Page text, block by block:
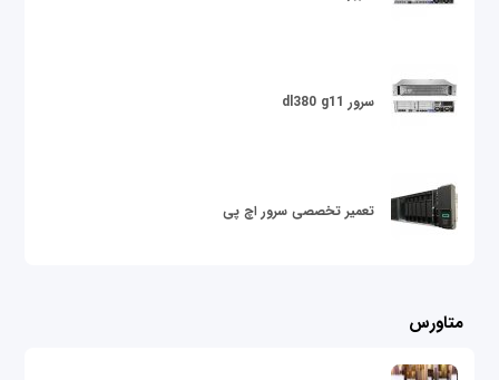
سرور dl380 g11
تعمیر تخصصی سرور اچ پی
متاورس